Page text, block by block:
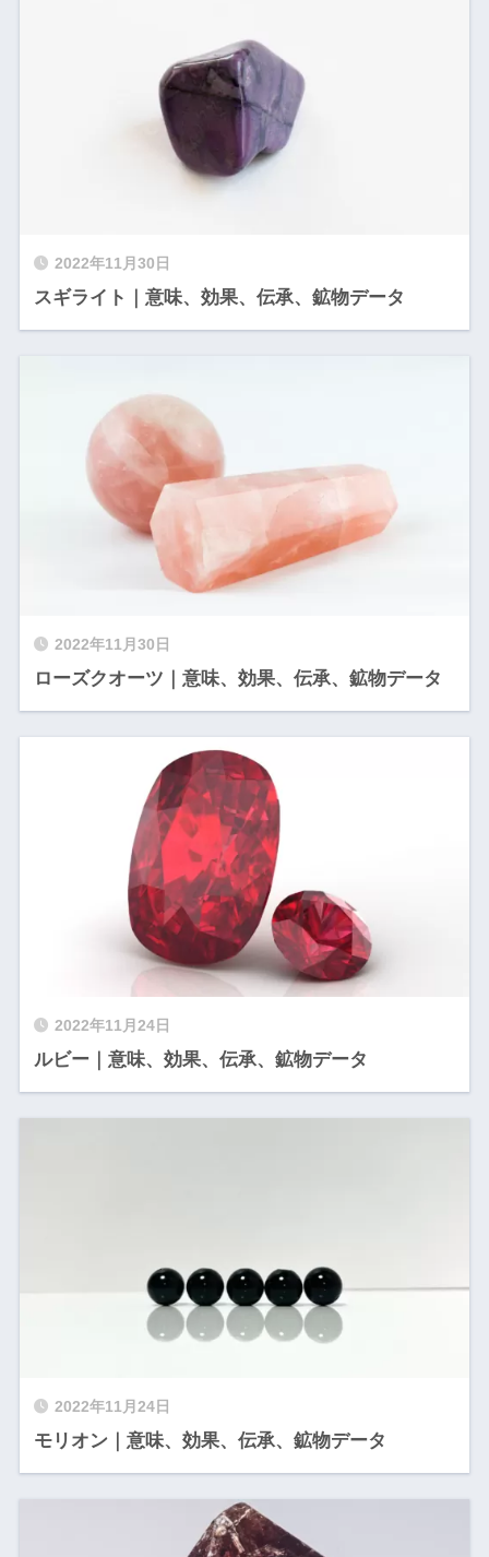
2022年11月30日
スギライト｜意味、効果、伝承、鉱物データ
2022年11月30日
ローズクオーツ｜意味、効果、伝承、鉱物データ
2022年11月24日
ルビー｜意味、効果、伝承、鉱物データ
2022年11月24日
モリオン｜意味、効果、伝承、鉱物データ